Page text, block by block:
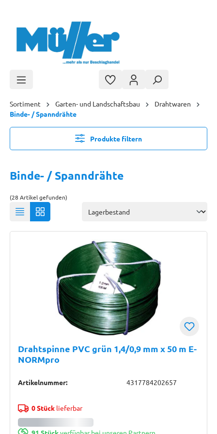
Sortiment Garten- und Landschaftsbau
Drahtwaren
Binde- / Spanndrähte
Produkte filtern
Binde- / Spanndrähte
(28 Artikel gefunden)
Drahtspinne PVC grün 1,4/0,9 mm x 50 m E-
NORMpro
Artikelnummer: 4317784202657
0 Stücklieferbar